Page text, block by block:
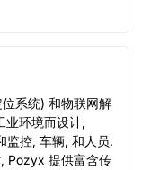
系统) 和物联网解
业环境而设计,
监控, 车辆, 和人员.
Pozyx 提供富含传